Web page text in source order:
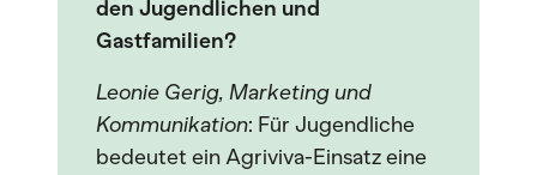
den Jugendlichen und
Gastfamilien?
Leonie Gerig, Marketing und
Kommunikation: Für Jugendliche
bedeutet ein Agriviva-Einsatz eine